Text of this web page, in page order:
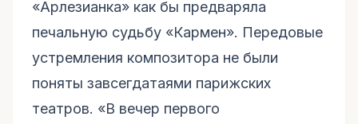
«Арлезианка» как бы предваряла
печальную судьбу «Кармен». Передовые
устремления композитора не были
поняты завсегдатаями парижских
театров. «В вечер первого